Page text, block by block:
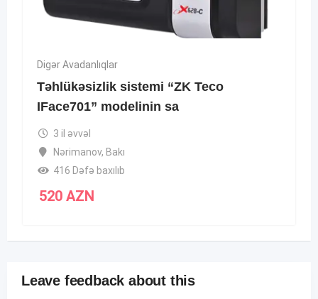
Digər Avadanlıqlar
Təhlükəsizlik sistemi “ZK Teco
IFace701” modelinin sa
3 il əvvəl
Nərimanov, Bakı
416 Dəfə baxılıb
520 AZN
Leave feedback about this